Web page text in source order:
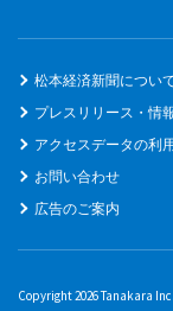
松本経済新聞につい
プレスリリース・情
アクセスデータの利
お問い合わせ
広告のご案内
Copyright 2026 Tanakara